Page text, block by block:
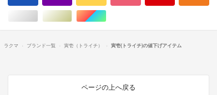
シルバー/銀色系ゴールド/金色系マルチカラー
ラクマ ブランド一覧 寅壱（トライチ） 寅壱(トライチ)の値下げアイテム
ページの上へ戻る